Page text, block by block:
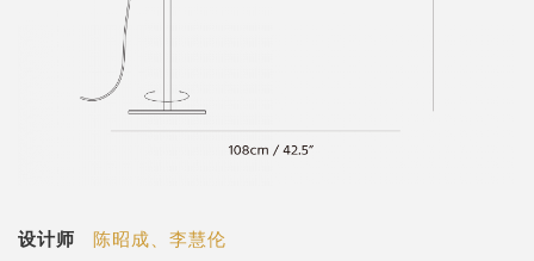
设计师
陈昭成、李慧伦